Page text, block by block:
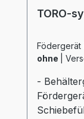
TORO-
Födergerät
ohne
-